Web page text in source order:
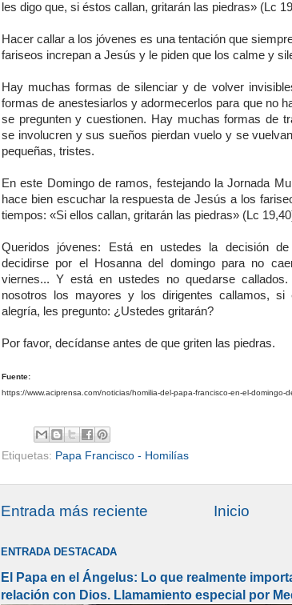
les digo que, si éstos callan, gritarán las piedras» (Lc
Hacer callar a los jóvenes es una tentación que
fariseos increpan a Jesús y le piden que los calme y
Hay muchas formas de silenciar y de volver
formas de anestesiarlos y adormecerlos para que no
se pregunten y cuestionen. Hay muchas formas de
se involucren y sus sueños pierdan vuelo y se
pequeñas, tristes.
En este Domingo de ramos, festejando la Jornada
hace bien escuchar la respuesta de Jesús a los
tiempos: «Si ellos callan, gritarán las piedras» (Lc
Queridos jóvenes: Está en ustedes la decisión
decidirse por el Hosanna del domingo para no
viernes... Y está en ustedes no quedarse
nosotros los mayores y los dirigentes callamos,
alegría, les pregunto: ¿Ustedes gritarán?
Por favor, decídanse antes de que griten las piedras.
Fuente:
https://www.aciprensa.com/noticias/homilia-del-papa-francisco-en-el-domingo-
Etiquetas: Papa Francisco - Homilías
Entrada más reciente Inicio
ENTRADA DESTACADA
El Papa en el Ángelus: Lo que realmente
relación con Dios. Llamamiento especial por